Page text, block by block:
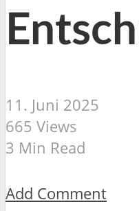
11. Juni 2025
665 Views
3 Min Read
Add Comment